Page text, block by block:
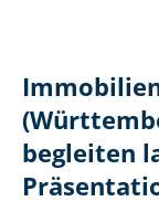
begleiten